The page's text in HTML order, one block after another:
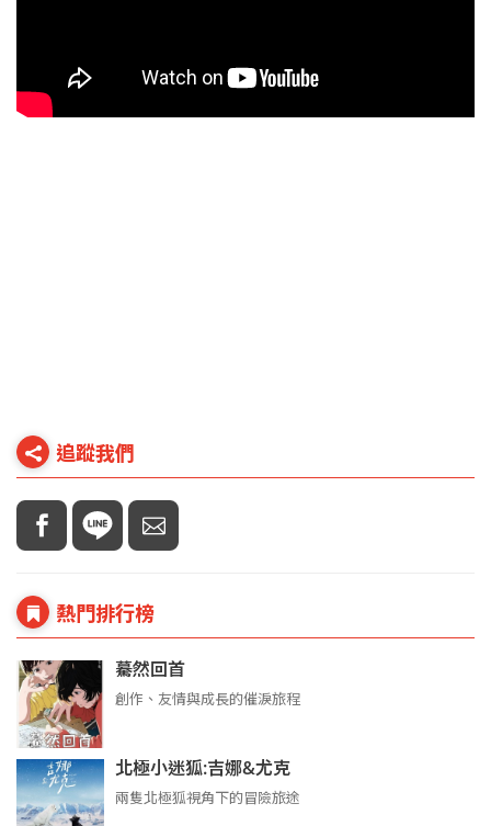
追蹤我們
熱門排行榜
驀然回首
創作、友情與成長的催淚旅程
北極小迷狐:吉娜&尤克
兩隻北極狐視角下的冒險旅途